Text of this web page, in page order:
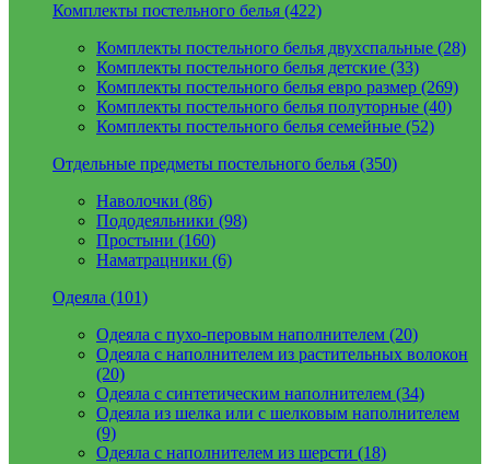
Комплекты постельного белья (422)
Комплекты постельного белья двухспальные (28)
Комплекты постельного белья детские (33)
Комплекты постельного белья евро размер (269)
Комплекты постельного белья полуторные (40)
Комплекты постельного белья семейные (52)
Отдельные предметы постельного белья (350)
Наволочки (86)
Пододеяльники (98)
Простыни (160)
Наматрацники (6)
Одеяла (101)
Одеяла с пухо-перовым наполнителем (20)
Одеяла с наполнителем из растительных волокон
(20)
Одеяла с синтетическим наполнителем (34)
Одеяла из шелка или с шелковым наполнителем
(9)
Одеяла с наполнителем из шерсти (18)